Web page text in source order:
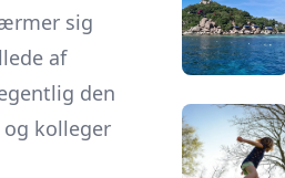
sig
af
den
kolleger